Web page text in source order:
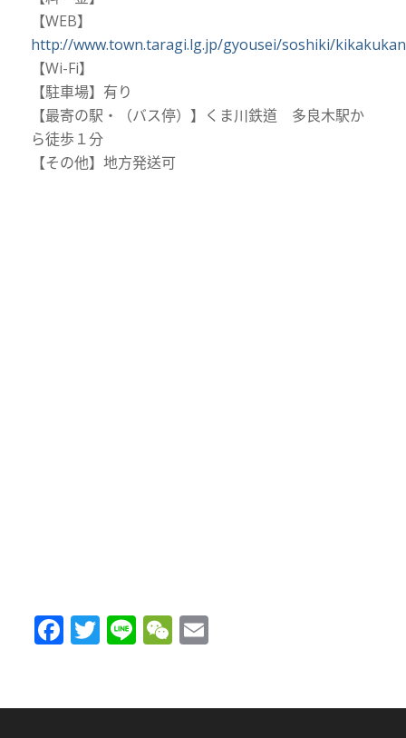
【WEB】
http://www.town.taragi.lg.jp/gyousei/soshiki/
【Wi-Fi】
【駐車場】有り
【最寄の駅・（バス停）】くま川鉄道 多良木駅か
ら徒歩１分
【その他】地方発送可
Facebook
Twitter
LineWeChat
Email